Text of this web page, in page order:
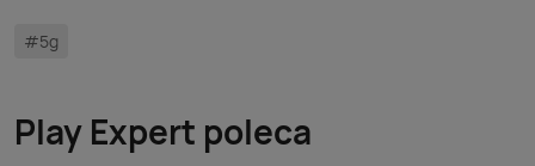
#5g
Play Expert poleca